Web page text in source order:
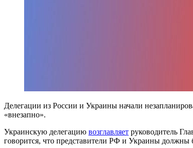
Делегации из России и Украины начали
«внезапно».
Украинскую делегацию возглавляет руководитель
говорится, что представители РФ и Украины должны